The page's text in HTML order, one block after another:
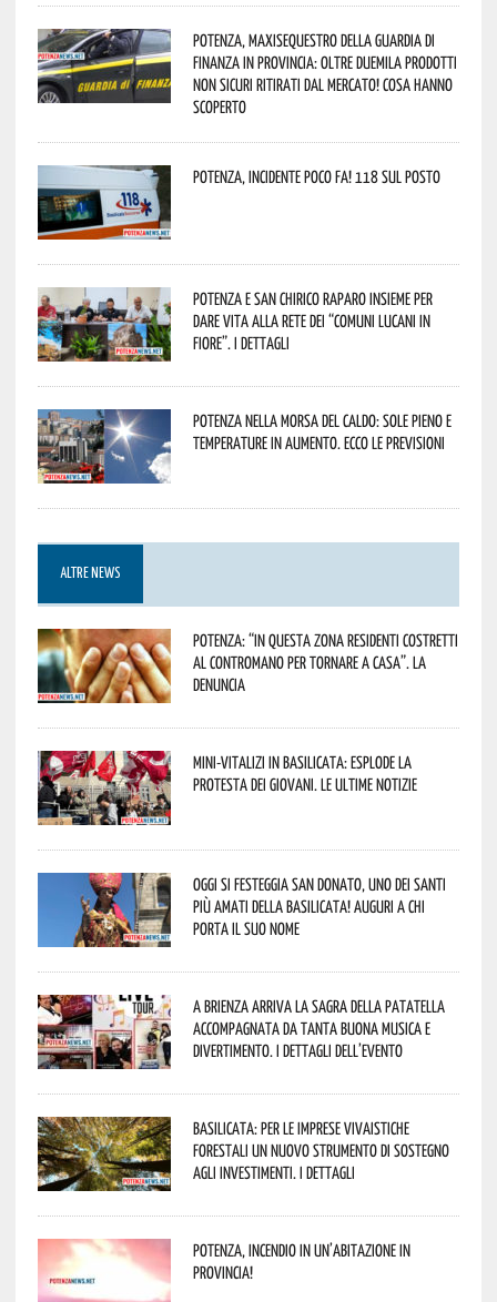
Potenza, maxisequestro della Guardia di
Finanza in provincia: oltre duemila prodotti
non sicuri ritirati dal mercato! Cosa hanno
scoperto
Potenza, incidente poco fa! 118 sul posto
Potenza e San Chirico Raparo insieme per
dare vita alla rete dei “Comuni Lucani in
Fiore”. I dettagli
Potenza nella morsa del caldo: sole pieno e
temperature in aumento. Ecco le previsioni
ALTRE NEWS
Potenza: “In questa zona residenti costretti
al contromano per tornare a casa”. La
denuncia
Mini-vitalizi in Basilicata: esplode la
protesta dei giovani. Le ultime notizie
Oggi si festeggia San Donato, uno dei Santi
più amati della Basilicata! Auguri a chi
porta il suo nome
A Brienza arriva la Sagra della Patatella
accompagnata da tanta buona musica e
divertimento. I dettagli dell’evento
Basilicata: per le imprese vivaistiche
forestali un nuovo strumento di sostegno
agli investimenti. I dettagli
Potenza, incendio in un’abitazione in
provincia!